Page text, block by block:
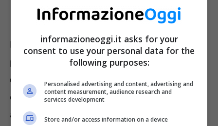
Importante inoltre rimarcare che i titolari di
pensioni che non effettuano ladichiarazione
dei redditi da lavoro autonomo,
saranno poi
obbligati a pagare all’ente della previdenza di
appartenenza una somma uguale
informazioneoggi.it asks for your
consent to use your personal data for the
following purposes:
Personalised advertising and content, advertising and
content measurement, audience research and
services development
Store and/or access information on a device